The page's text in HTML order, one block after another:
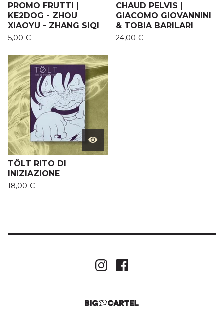
PROMO FRUTTI |
KE2DOG - ZHOU
XIAOYU - ZHANG SIQI
5,00 €
CHAUD PELVIS |
GIACOMO GIOVANNINI
& TOBIA BARILARI
24,00 €
TÖLT RITO DI
INIZIAZIONE
18,00 €